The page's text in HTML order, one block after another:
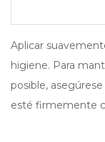
Aplicar
higiene. Para
posible,
esté firmemente